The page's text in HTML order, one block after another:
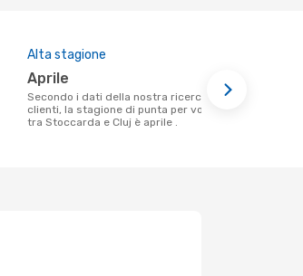
Alta stagione
aprile
Secondo i dati della nostra ricerca
clienti, la stagione di punta per volare
tra Stoccarda e Cluj è aprile .